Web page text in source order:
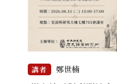
講者 鄭世楠